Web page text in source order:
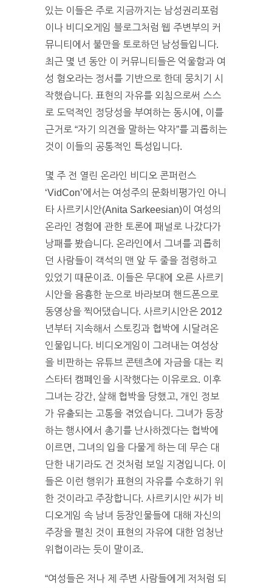
있는 이들은 주로 지금까지는 남성권리포럼
이나 비디오게임 블로그처럼 웹 주변부의 커
뮤니티에서 불만을 토로하던 남성들입니다.
최근 몇 년 동안 이 커뮤니티들은 억울함과 여
성 혐오라는 정서를 기반으로 한데 뭉치기 시
작했습니다. 표현의 자유를 외침으로써 스스
로 도덕적인 정당성을 부여하는 동시에, 이를
근거로 “자기 의견을 말하는 약자”를 괴롭히는
것이 이들의 공통적인 특성입니다.
몇 주 전 열린 온라인 비디오 콘퍼런스
‘VidCon’에서는 여성주의 문화비평가인 아니
타 사르키시안(Anita Sarkeesian)이 여성의
온라인 경험에 관한 토론에 패널로 나갔다가
낭패를 봤습니다. 온라인에서 그녀를 괴롭히
던 사람들이 객석의 맨 앞 두 줄을 점령하고
있었기 때문이죠. 이들은 무대에 오른 사르키
시안을 음흉한 눈으로 바라보며 핸드폰으로
동영상을 찍어댔습니다. 사르키시안은 2012
년부터 지속해서 스토킹과 협박에 시달려온
인물입니다. 비디오게임이 그려내는 여성상
을 비판하는 유튜브 콘텐츠에 자금을 대는 킥
스타터 캠페인을 시작했다는 이유로요. 이후
그녀는 강간, 살해 협박을 당했고, 개인 정보
가 유출되는 고통을 겪었습니다. 그녀가 등장
하는 행사에서 총기를 난사하겠다는 협박에
이르면, 그녀의 입을 다물게 하는 데 무슨 대
단한 내기라도 건 것처럼 보일 지경입니다. 이
들은 이런 행위가 표현의 자유를 수호하기 위
한 것이라고 주장합니다. 사르키시안 씨가 비
디오게임 속 남녀 등장인물들에 대해 자신의
주장을 펼친 것이 표현의 자유에 대한 엄청난
위협이라는 듯이 말이죠.
“여성들은 저나 제 주변 사람들에게 저처럼 되